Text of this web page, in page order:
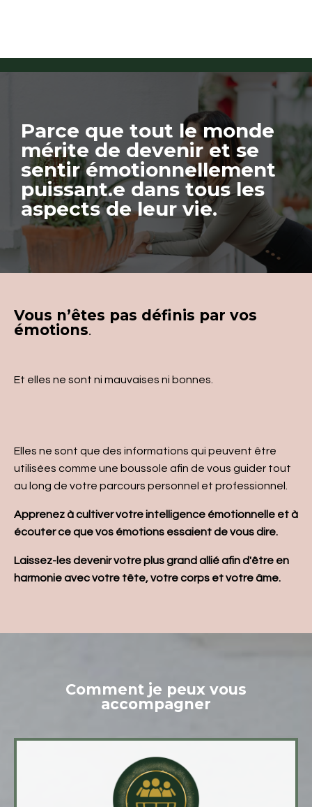
Parce que tout le monde
mérite de devenir et se
sentir émotionnellement
puissant.e dans tous les
aspects de leur vie.
Vous n’êtes pas définis par vos
émotions.
Et elles ne sont ni mauvaises ni bonnes.
Elles ne sont que des informations qui peuvent être
utilisées comme une boussole afin de vous guider tout
au long de votre parcours personnel et professionnel.
Apprenez à cultiver votre intelligence émotionnelle et à
écouter ce que vos émotions essaient de vous dire.
Laissez-les devenir votre plus grand allié afin d'être en
harmonie avec votre tête, votre corps et votre âme.
Comment je peux vous
accompagner